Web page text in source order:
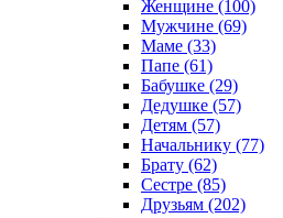
Женщине (100)
Мужчине (69)
Маме (33)
Папе (61)
Бабушке (29)
Дедушке (57)
Детям (57)
Начальнику (77)
Брату (62)
Сестре (85)
Друзьям (202)